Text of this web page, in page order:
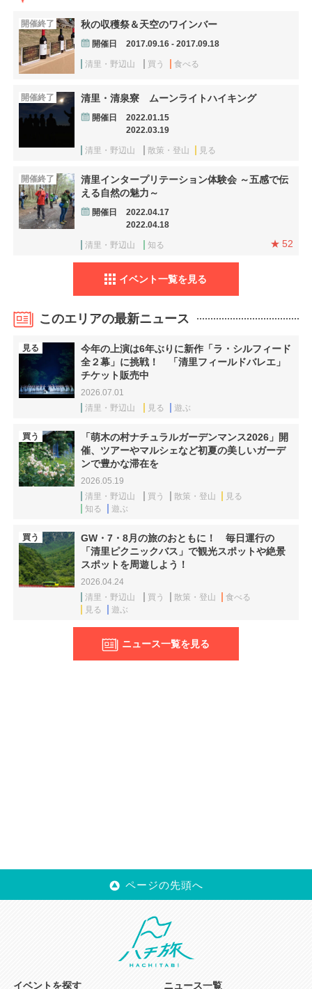
開催終了 秋の収穫祭＆天空のワインバー
開催日 2017.09.16 - 2017.09.18
清里・野辺山 買う 食べる
開催終了 清里・清泉寮 ムーンライトハイキング
開催日
2022.01.15
2022.03.19
清里・野辺山 散策・登山 見る
開催終了
清里インタープリテーション体験会 ～五感で伝
える自然の魅力～
開催日
2022.04.17
2022.04.18
清里・野辺山 知る 52
イベント一覧を見る
このエリアの最新ニュース
見る
今年の上演は6年ぶりに新作「ラ・シルフィード
全２幕」に挑戦！ 「清里フィールドバレエ」
チケット販売中
2026.07.01
清里・野辺山
見る 遊ぶ
買う
「萌木の村ナチュラルガーデンマンス2026」開
催、ツアーやマルシェなど初夏の美しいガーデ
ンで豊かな滞在を
2026.05.19
清里・野辺山
買う 散策・登山
見る
知る
遊ぶ
買う
GW・7・8月の旅のおともに！ 毎日運行の
「清里ピクニックバス」で観光スポットや絶景
スポットを周遊しよう！
2026.04.24
清里・野辺山
買う 散策・登山
食べる
見る
遊ぶ
ニュース一覧を見る
ページの先頭へ
イベントを探す ニュース一覧